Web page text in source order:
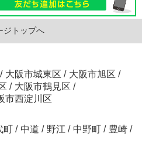
ジトップへ
/ 大阪市城東区 / 大阪市旭区 /
/ 大阪市鶴見区 /
市西淀川区
町 / 中道 / 野江 / 中野町 / 豊崎 /